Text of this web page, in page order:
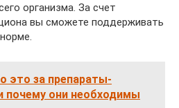
организма. За счет
вы сможете поддерживать
это за препараты-
почему они необходимы